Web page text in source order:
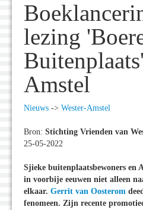
lezing
Amstel
Nieuws -> Wester-Amstel
Bron: Stichting Vrienden van
25-05-2022
Sjieke buitenplaatsbewoners en
in voorbije eeuwen niet alleen
elkaar. Gerrit van Oosterom
fenomeen. Zijn recente